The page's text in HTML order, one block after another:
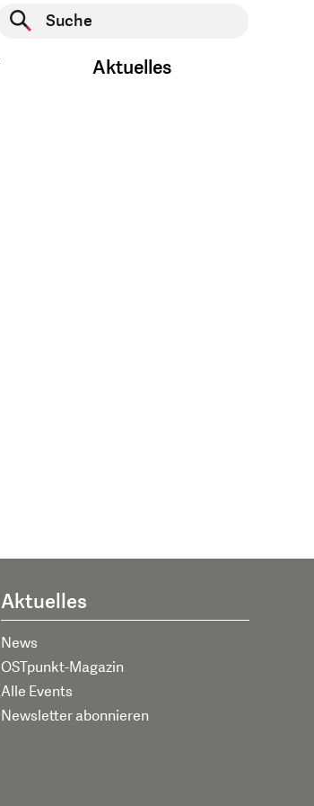
Suche starten
Aktuelles
Aktuelles
News
OSTpunkt-Magazin
Alle Events
Newsletter abonnieren